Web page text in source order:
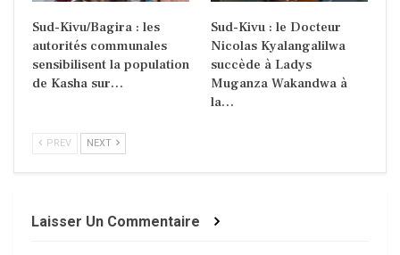
Sud-Kivu/Bagira : les
autorités communales
sensibilisent la population
de Kasha sur…
Sud-Kivu : le Docteur
Nicolas Kyalangalilwa
succède à Ladys
Muganza Wakandwa à
la…
PREV NEXT
Laisser Un Commentaire